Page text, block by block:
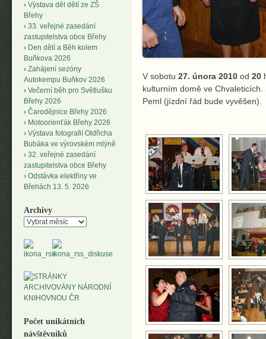
V sobotu 27. února 2010 od 20
kulturním domě ve
Peml (jízdní řád bude vyvěšen).
Výstava děl dětí ze ZŠ
Břehy
33. veřejné zasedání
zastupitelstva obce Břehy
Den dětí a Běh kolem
Buňkova 2026
Zahájení sezóny
Autokempu Buňkov 2026
Večerní běh pro Světlušku
Břehy 2026
Čarodějnice Břehy 2026
Motoorienťák Břehy 2026
Výstava fotografií Oldřicha
Bubáka ve výrovském mlýně
32. veřejné zasedání
zastupitelstva obce Břehy
Odstávka elektřiny ve
Břehách 13. 5. 2026
Archivy
Archivy
Počet unikátních
návštěvníků